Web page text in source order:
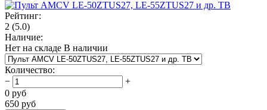
Рейтинг:
2 (5.0)
Наличие:
Нет на складе В наличии
Количество:
−
+
0 руб
650 руб